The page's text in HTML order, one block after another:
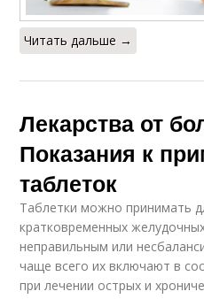
Читать дальше →
Лекарства от
Показания к
таблеток
Таблетки можно принимать
кратковременных
неправильным или
чаще всего их включают в
при лечении острых и